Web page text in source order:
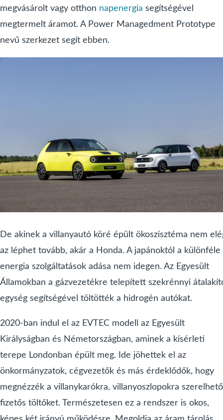
megvásárolt vagy otthon napenergia segítségével
megtermelt áramot. A Power Managedment Prototype
nevű szerkezet segít ebben.
De akinek a villanyautó köré épült ökoszisztéma nem
az léphet tovább, akár a Honda. A japánoktól a különféle
energia szolgáltatások adása nem idegen. Az Egyesült
Államokban a gázvezetékre telepített szekrénnyi
egység segítségével töltötték a hidrogén autókat.
2020-ban indul el az EVTEC modell az Egyesült
Királyságban és Németországban, aminek a kísérleti
terepe Londonban épült meg. Ide jöhettek el az
önkormányzatok, cégvezetők és más érdeklődők, hogy
megnézzék a villanykarókra, villanyoszlopokra szerelhető
fizetős töltőket. Természetesen ez a rendszer is okos,